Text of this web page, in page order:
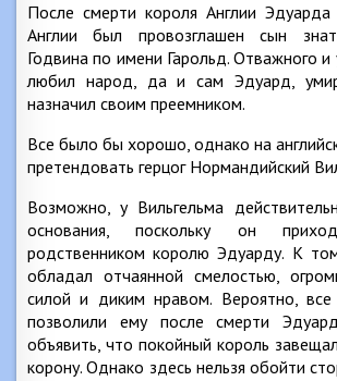
После смерти короля Англии
Англии был провозглашен сын
Годвина по имени Гарольд. Отважного и
любил народ, да и сам Эдуард,
назначил своим преемником.
Все было бы хорошо, однако на
претендовать герцог Нормандийский
Возможно, у Вильгельма
основания, поскольку он
родственником королю Эдуарду. К
обладал отчаянной смелостью,
силой и диким нравом. Вероятно, все
позволили ему после смерти
объявить, что покойный король
корону. Однако здесь нельзя обойти